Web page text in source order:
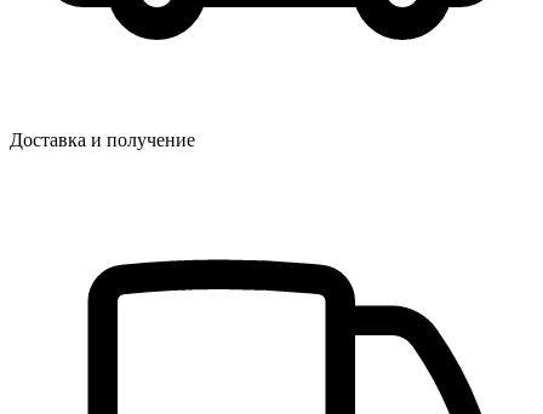
Доставка и получение